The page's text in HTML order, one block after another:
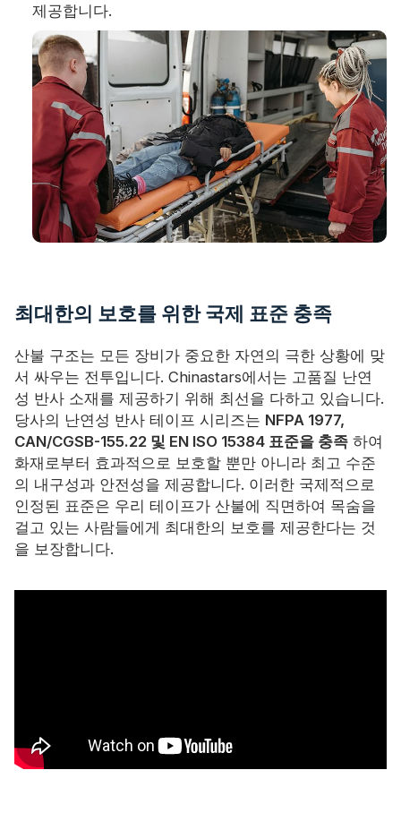
제공합니다.
최대한의 보호를 위한 국제 표준 충족
산불 구조는 모든 장비가 중요한 자연의 극한 상황에 맞
서 싸우는 전투입니다. Chinastars에서는 고품질 난연
성 반사 소재를 제공하기 위해 최선을 다하고 있습니다.
당사의 난연성 반사 테이프 시리즈는 NFPA 1977,
CAN/CGSB-155.22 및 EN ISO 15384 표준을 충족 하여
화재로부터 효과적으로 보호할 뿐만 아니라 최고 수준
의 내구성과 안전성을 제공합니다. 이러한 국제적으로
인정된 표준은 우리 테이프가 산불에 직면하여 목숨을
걸고 있는 사람들에게 최대한의 보호를 제공한다는 것
을 보장합니다.